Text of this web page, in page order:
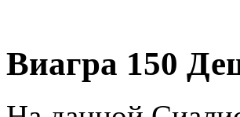
Виагра 150